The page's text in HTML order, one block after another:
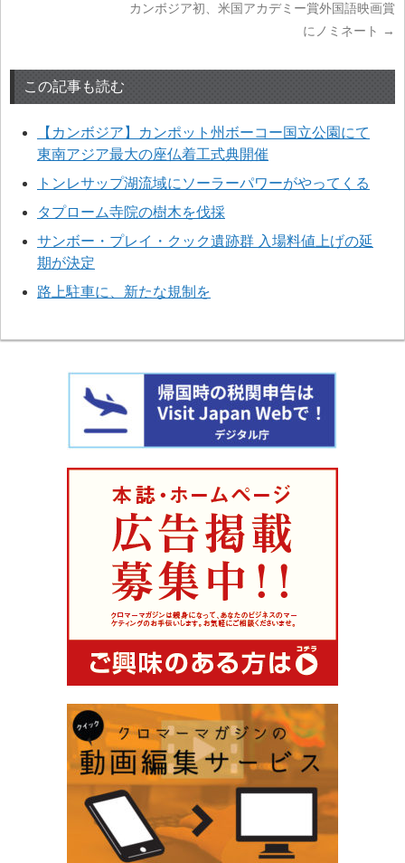
カンボジア初、米国アカデミー賞外国語映画賞
にノミネート
→
この記事も読む
【カンボジア】カンポット州ボーコー国立公園にて
東南アジア最大の座仏着工式典開催
トンレサップ湖流域にソーラーパワーがやってくる
タプローム寺院の樹木を伐採
サンボー・プレイ・クック遺跡群 入場料値上げの延
期が決定
路上駐車に、新たな規制を